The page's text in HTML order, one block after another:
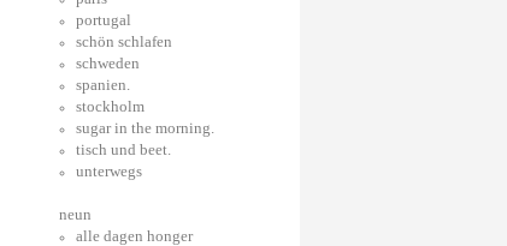
portugal
schön schlafen
schweden
spanien.
stockholm
sugar in the morning.
tisch und beet.
unterwegs
neun
alle dagen honger